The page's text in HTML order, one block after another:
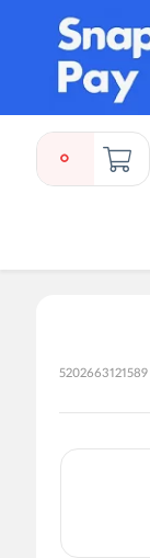
0
5202663121589